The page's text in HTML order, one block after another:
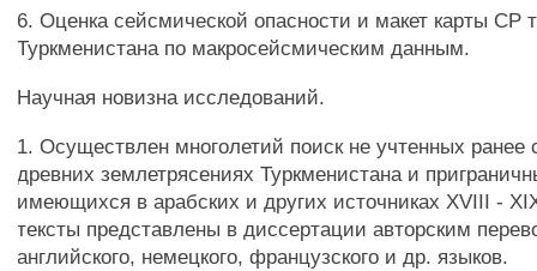
6. Оценка сейсмической опасности и макет карты СР
Туркменистана по макросейсмическим данным.
Научная новизна исследований.
1. Осуществлен многолетий поиск не учтенных ранее
древних землетрясениях Туркменистана и
имеющихся в арабских и других источниках XVIII -
тексты представлены в диссертации авторским
английского, немецкого, французского и др. языков.